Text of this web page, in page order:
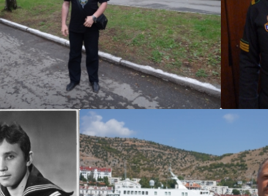
Лучкин Владимир Викторович